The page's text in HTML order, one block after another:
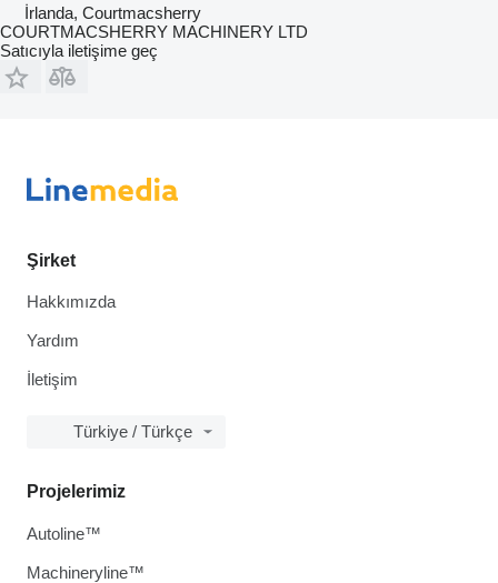
İrlanda, Courtmacsherry
COURTMACSHERRY MACHINERY LTD
Satıcıyla iletişime geç
Şirket
Hakkımızda
Yardım
İletişim
Türkiye / Türkçe
Projelerimiz
Autoline™
Machineryline™